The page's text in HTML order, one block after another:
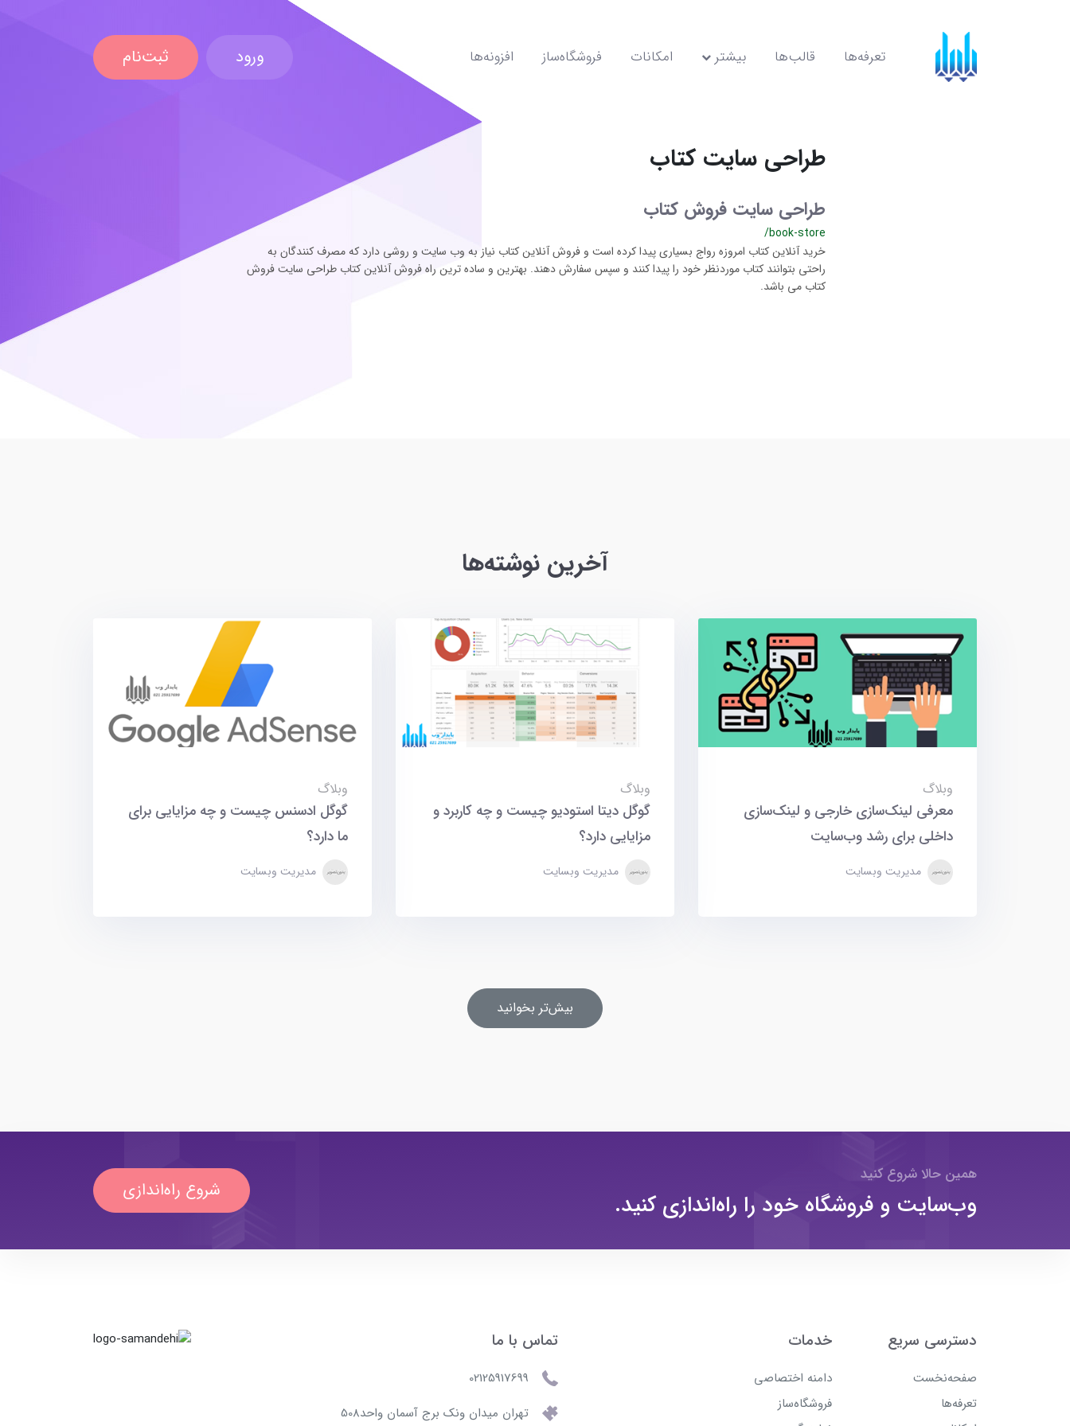
تعرفه‌ها قالب‌ها بیشتر امکانات فروشگاه‌ساز افزونه‌ها ورود ثبت‌نام
طراحی سایت کتاب
طراحی سایت فروش کتاب
/book-store
خرید آنلاین کتاب امروزه رواج بسیاری پیدا کرده است و فروش آنلاین کتاب نیاز به وب سایت و روشی دارد که مصرف کنندگان به
راحتی بتوانند کتاب موردنظر خود را پیدا کنند و سپس سفارش دهند. بهترین و ساده ترین راه فروش آنلاین کتاب طراحی سایت فروش
کتاب می باشد.
آخرین نوشته‌ها
وبلاگ
معرفی لینک‌سازی خارجی و لینک‌سازی
داخلی برای رشد وب‌سایت
مدیریت وبسایت
وبلاگ
گوگل دیتا استودیو چیست و چه کاربرد و
مزایایی دارد؟
مدیریت وبسایت
وبلاگ
گوگل ادسنس چیست و چه مزایایی برای
ما دارد؟
مدیریت وبسایت
بیش‌تر بخوانید
همین حالا شروع کنید
وب‌سایت و فروشگاه خود را راه‌اندازی کنید. شروع راه‌اندازی
دسترسی سریع
صفحه‌نخست
تعرفه‌ها
خدمات
دامنه اختصاصی
فروشگاه‌ساز
تماس با ما
02125917699
تهران میدان ونک برج آسمان واحد508